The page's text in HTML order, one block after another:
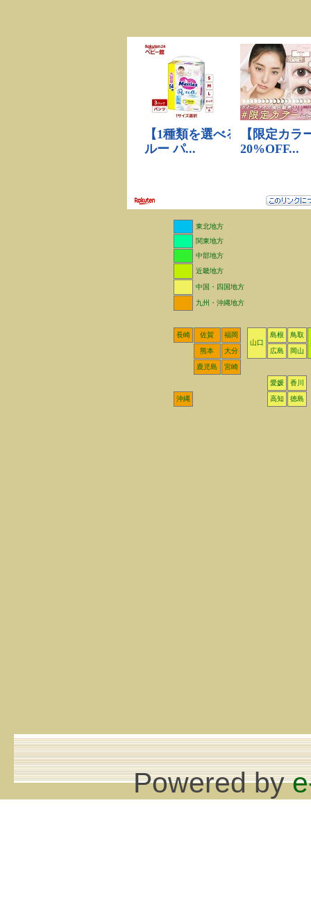
東北地方
関東地方
中部地方
近畿地方
中国・四国地方
九州・沖縄地方
長崎 佐賀
福岡
山口
島根
鳥取
熊本
大分 広島 岡山
鹿児島 宮崎
愛媛 香川
沖縄 高知 徳島
Powered by